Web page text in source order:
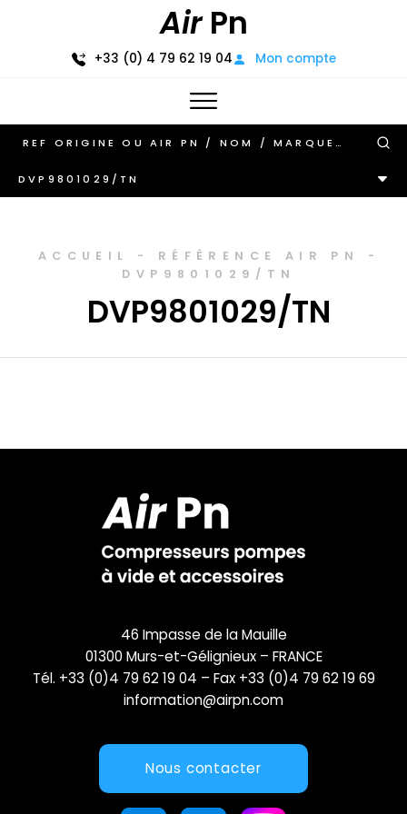
AirPn
+33 (0) 4 79 62 19 04 Mon compte
DVP9801029/TN
ACCUEIL - RÉFÉRENCE AIR PN
-
DVP9801029/TN
DVP9801029/TN
46 Impasse de la Mauille
01300 Murs-et-Gélignieux – FRANCE
Tél. +33 (0)4 79 62 19 04 – Fax +33 (0)4 79 62 19 69
information@airpn.com
Nous contacter